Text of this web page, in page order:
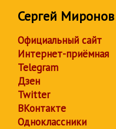
Сергей Миронов
Официальный сайт
Интернет-приёмная
Telegram
Дзен
Twitter
ВКонтакте
Одноклассники